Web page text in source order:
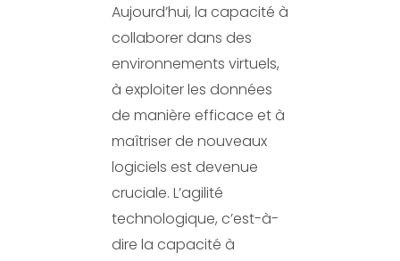
Aujourd’hui, la capacité à
collaborer dans des
environnements virtuels,
à exploiter les données
de manière efficace et à
maîtriser de nouveaux
logiciels est devenue
cruciale. L’agilité
technologique, c’est-à-
dire la capacité à